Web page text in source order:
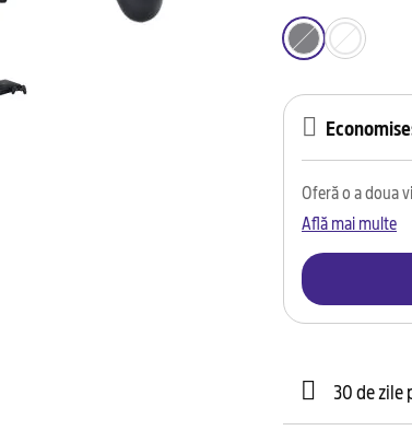
Oferă o a doua
Află mai multe
30 de zile